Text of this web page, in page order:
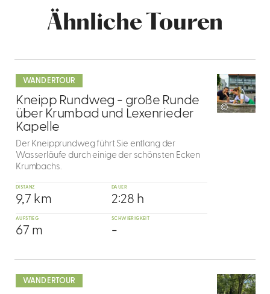
Ähnliche Touren
WANDERTOUR
1
Kneipp Rundweg - große Runde
über Krumbad und Lexenrieder
Kapelle
©
Der Kneipprundweg führt Sie entlang der
Wasserläufe durch einige der schönsten Ecken
Krumbachs.
DISTANZ
9,7 km
DAUER
2:28 h
AUFSTIEG
67 m
SCHWIERIGKEIT
-
dazu
WANDERTOUR
dazu